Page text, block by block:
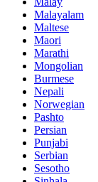
Malayalam
Maltese
Maori
Marathi
Mongolian
Burmese
Nepali
Norwegian
Pashto
Persian
Punjabi
Serbian
Sesotho